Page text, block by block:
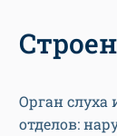
Орган слуха
отделов: